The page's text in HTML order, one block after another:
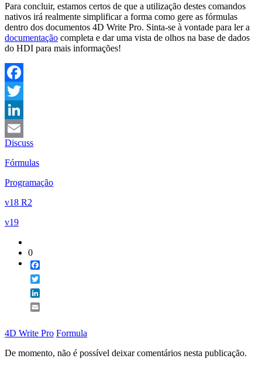
Para concluir, estamos certos de que a utilização destes comandos
nativos irá realmente simplificar a forma como gere as fórmulas
dentro dos documentos 4D Write Pro. Sinta-se à vontade para ler a
documentação completa e dar uma vista de olhos na base de dados
do HDI para mais informações!
Facebook
Twitter
LinkedIn
Email
Discuss
Fórmulas
Programação
v18 R2
v19
0
4D Write Pro Formula
De momento, não é possível deixar comentários nesta publicação.